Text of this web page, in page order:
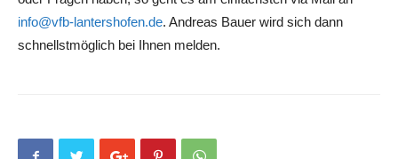
info@vfb-lantershofen.de. Andreas Bauer wird sich dann
schnellstmöglich bei Ihnen melden.